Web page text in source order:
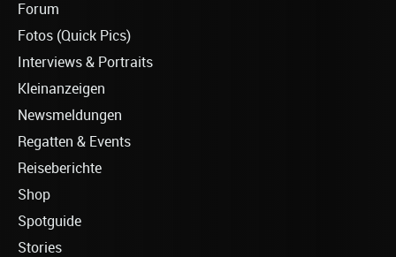
Forum
Fotos (Quick Pics)
Interviews & Portraits
Kleinanzeigen
Newsmeldungen
Regatten & Events
Reiseberichte
Shop
Spotguide
Stories